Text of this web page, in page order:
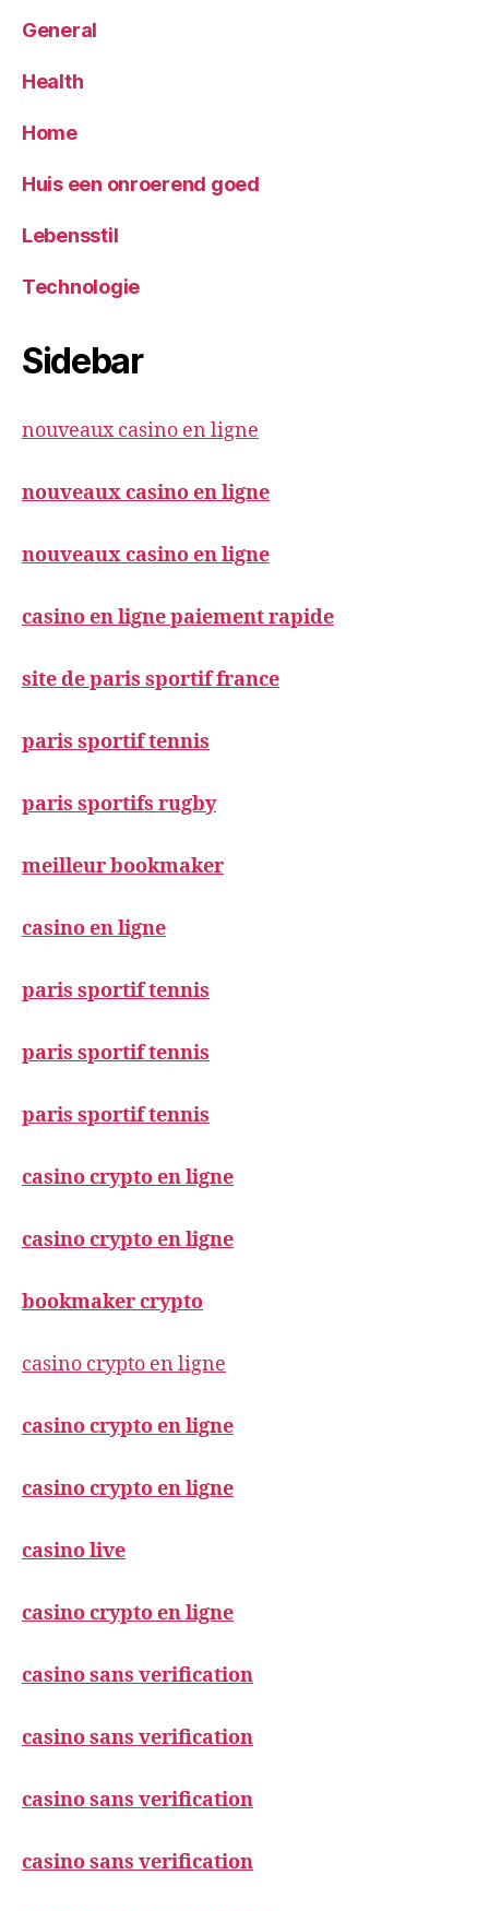
General
Health
Home
Huis een onroerend goed
Lebensstil
Technologie
Sidebar
nouveaux casino en ligne
nouveaux casino en ligne
nouveaux casino en ligne
casino en ligne paiement rapide
site de paris sportif france
paris sportif tennis
paris sportifs rugby
meilleur bookmaker
casino en ligne
paris sportif tennis
paris sportif tennis
paris sportif tennis
casino crypto en ligne
casino crypto en ligne
bookmaker crypto
casino crypto en ligne
casino crypto en ligne
casino crypto en ligne
casino live
casino crypto en ligne
casino sans verification
casino sans verification
casino sans verification
casino sans verification